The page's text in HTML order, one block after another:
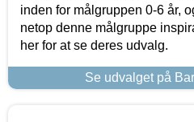
inden for målgruppen 0-6 år,
netop denne målgruppe
her for at se deres udvalg.
Se udvalget på